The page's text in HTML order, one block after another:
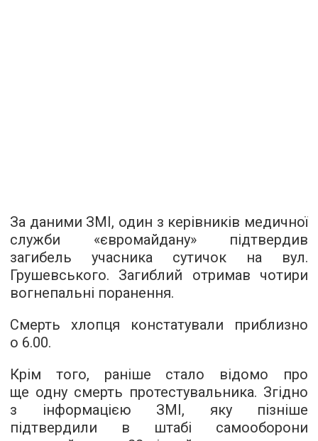
За даними ЗМІ, один з керівників медичної
служби «євромайдану» підтвердив
загибель учасника сутичок на вул.
Грушевського. Загиблий отримав чотири
вогнепальні поранення.
Смерть хлопця констатували приблизно
о 6.00.
Крім того, раніше стало відомо про
ще одну смерть протестувальника. Згідно
з інформацією ЗМІ, яку пізніше
підтвердили в штабі самооборони